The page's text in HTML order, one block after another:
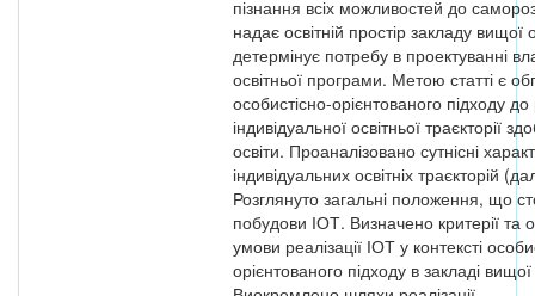
пізнання всіх можливостей до
надає освітній простір закладу вищої
детермінує потребу в проектуванні
освітньої програми. Метою статті є
особистісно-орієнтованого підходу до
індивідуальної освітньої траєкторії
освіти. Проаналізовано сутнісні
індивідуальних освітніх траєкторій
Розглянуто загальні положення, що
побудови ІОТ. Визначено критерії та
умови реалізації ІОТ у контексті
орієнтованого підходу в закладі вищої